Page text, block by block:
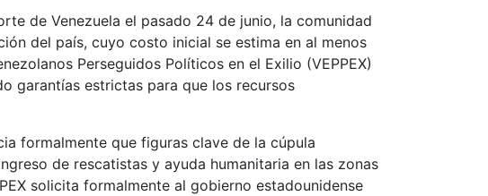
de Venezuela el pasado 24 de junio, la comunidad
del país, cuyo costo inicial se estima en al menos
Perseguidos Políticos en el Exilio (VEPPEX)
garantías estrictas para que los recursos
formalmente que figuras clave de la cúpula
de rescatistas y ayuda humanitaria en las zonas
solicita formalmente al gobierno estadounidense